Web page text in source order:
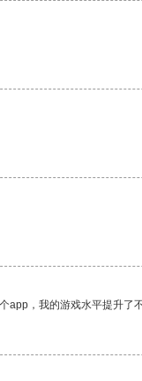
，我的游戏水平提升了不